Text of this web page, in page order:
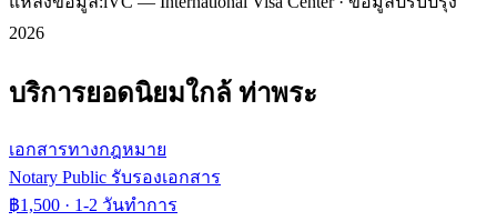
2026
บริการยอดนิยมใกล้ ท่าพระ
เอกสารทางกฎหมาย
Notary Public รับรองเอกสาร
฿1,500 · 1-2 วันทำการ